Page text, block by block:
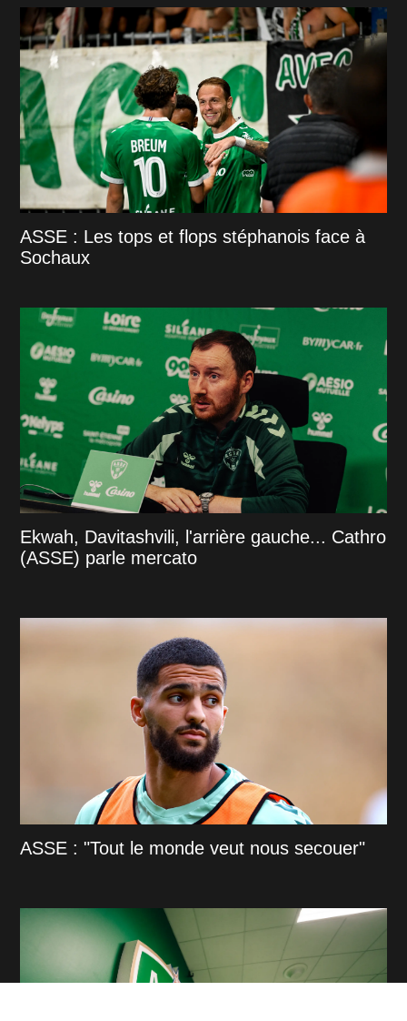
ASSE : Les tops et flops stéphanois face à
Sochaux
Ekwah, Davitashvili, l'arrière gauche... Cathro
(ASSE) parle mercato
ASSE : "Tout le monde veut nous secouer"